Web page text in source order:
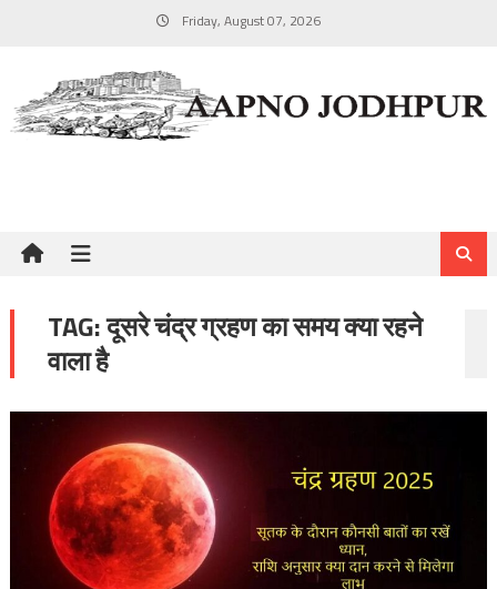
Friday, August 07, 2026
TAG:दूसरे चंद्र ग्रहण का समय क्या रहने
वाला है